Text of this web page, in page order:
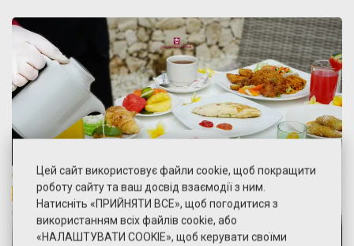
Цей сайт використовує файли cookie, щоб покращити
роботу сайту та ваш досвід взаємодії з ним.
Натисніть «ПРИЙНЯТИ ВСЕ», щоб погодитися з
використанням всіх файлів cookie, або
«НАЛАШТУВАТИ COOKIE», щоб керувати своїми